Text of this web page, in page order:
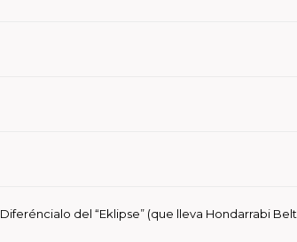
Diferéncialo del “Eklipse” (que lleva Hondarrabi